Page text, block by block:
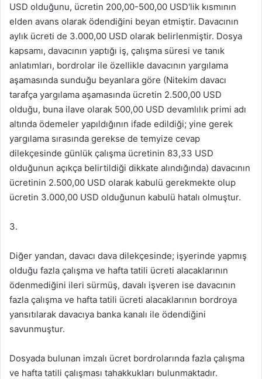
USD olduğunu, ücretin 200,00-500,00 USD'lik kısmının
elden avans olarak ödendiğini beyan etmiştir. Davacının
aylık ücreti de 3.000,00 USD olarak belirlenmiştir. Dosya
kapsamı, davacının yaptığı iş, çalışma süresi ve tanık
anlatımları, bordrolar ile özellikle davacının yargılama
aşamasında sunduğu beyanlara göre (Nitekim davacı
tarafça yargılama aşamasında ücretin 2.500,00 USD
olduğu, buna ilave olarak 500,00 USD devamlılık primi adı
altında ödemeler yapıldığının ifade edildiği; yine gerek
yargılama sırasında gerekse de temyize cevap
dilekçesinde günlük çalışma ücretinin 83,33 USD
olduğunun açıkça belirtildiği dikkate alındığında) davacının
ücretinin 2.500,00 USD olarak kabulü gerekmekte olup
ücretin 3.000,00 USD olduğunun kabulü hatalı olmuştur.
3.
Diğer yandan, davacı dava dilekçesinde; işyerinde yapmış
olduğu fazla çalışma ve hafta tatili ücreti alacaklarının
ödenmediğini ileri sürmüş, davalı işveren ise davacının
fazla çalışma ve hafta tatili ücreti alacaklarının bordroya
yansıtılarak davacıya banka kanalı ile ödendiğini
savunmuştur.
Dosyada bulunan imzalı ücret bordrolarında fazla çalışma
ve hafta tatili çalışması tahakkukları bulunmaktadır.